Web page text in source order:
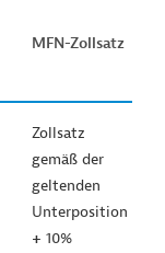
MFN-Zollsatz
Zollsatz
gemäß der
geltenden
Unterposition
+ 10%